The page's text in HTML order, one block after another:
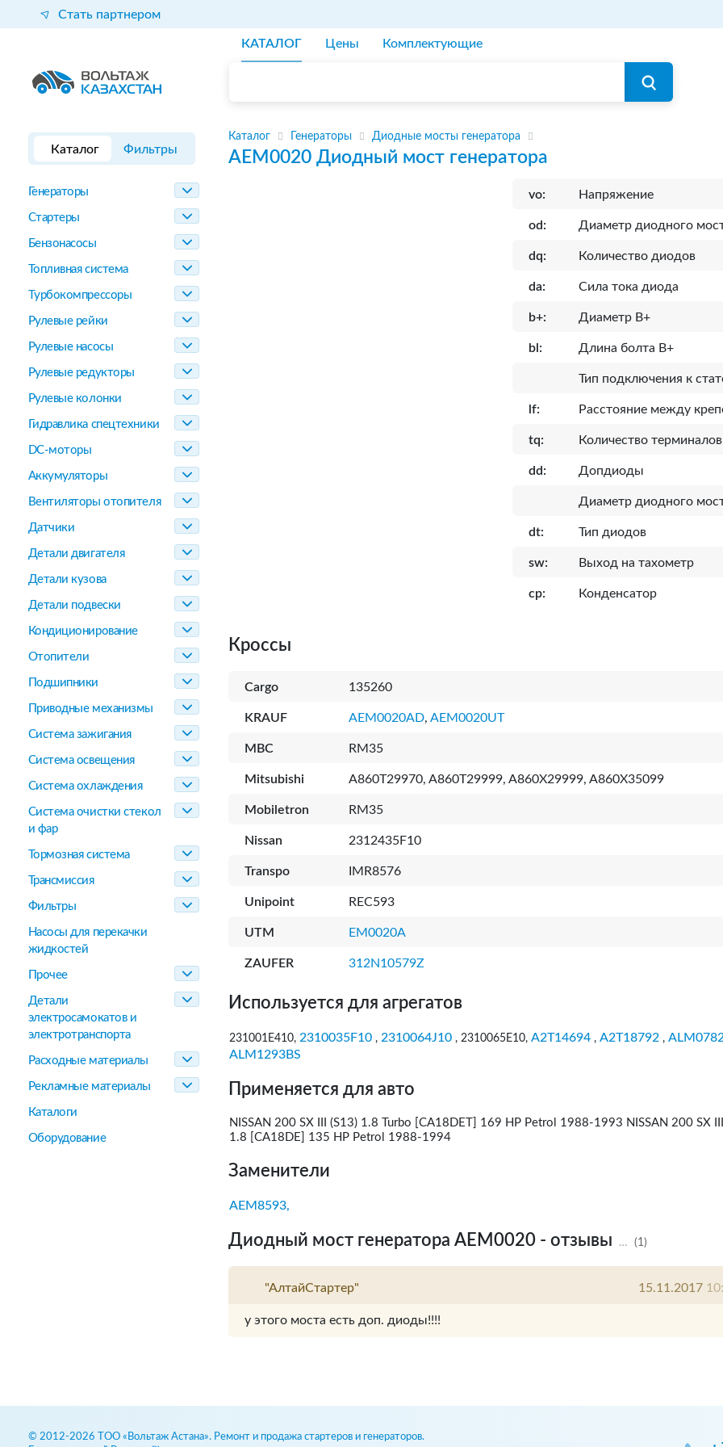
Стать партнером
КАТАЛОГ Цены Комплектующие
Каталог Фильтры
Генераторы
Стартеры
Бензонасосы
Топливная система
Турбокомпрессоры
Рулевые рейки
Рулевые насосы
Рулевые редукторы
Рулевые колонки
Гидравлика спецтехники
DC-моторы
Аккумуляторы
Вентиляторы отопителя
Датчики
Детали двигателя
Детали кузова
Детали подвески
Кондиционирование
Отопители
Подшипники
Приводные механизмы
Система зажигания
Система освещения
Система охлаждения
Система очистки стекол
и фар
Тормозная система
Трансмиссия
Фильтры
Насосы для перекачки
жидкостей
Прочее
Детали
электросамокатов и
электротранспорта
Расходные материалы
Рекламные материалы
Каталоги
Оборудование
Каталог Генераторы Диодные мосты генератора
AEM0020 Диодный мост генератора
vo: Напряжение
od: Диаметр диодного
dq: Количество диодов
da: Сила тока диода
b+: Диаметр B+
bl: Длина болта B+
Тип подключения к
lf: Расcтояние между
tq: Количество терминалов
dd: Допдиоды
Диаметр диодного
dt: Тип диодов
sw: Выход на тахометр
cp: Конденсатор
Кроссы
Cargo 135260
KRAUF AEM0020AD, AEM0020UT
MBC RM35
Mitsubishi A860T29970, A860T29999, A860X29999, A860X35099
Mobiletron RM35
Nissan 2312435F10
Transpo IMR8576
Unipoint REC593
UTM EM0020A
ZAUFER 312N10579Z
Используется для агрегатов
231001E410, 2310035F10 , 2310064J10 , 2310065E10, A2T14694 , A2T18792 ,
ALM1293BS
Применяется для авто
NISSAN 200 SX III (S13) 1.8 Turbo [CA18DET] 169 HP Petrol 1988-1993 NISSAN 200 SX
1.8 [CA18DE] 135 HP Petrol 1988-1994
Заменители
AEM8593,
Диодный мост генератора AEM0020 - отзывы … (1)
"АлтайСтартер" 15.11.2017
у этого моста есть доп. диоды!!!!
© 2012-2026 ТОО «Вольтаж Астана». Ремонт и продажа стартеров и генераторов.